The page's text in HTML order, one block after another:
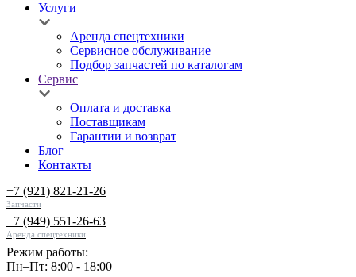
Услуги
Аренда спецтехники
Сервисное обслуживание
Подбор запчастей по каталогам
Сервис
Оплата и доставка
Поставщикам
Гарантии и возврат
Блог
Контакты
+7 (921) 821-21-26
Запчасти
+7 (949) 551-26-63
Аренда спецтехники
Режим работы:
Пн–Пт: 8:00 - 18:00